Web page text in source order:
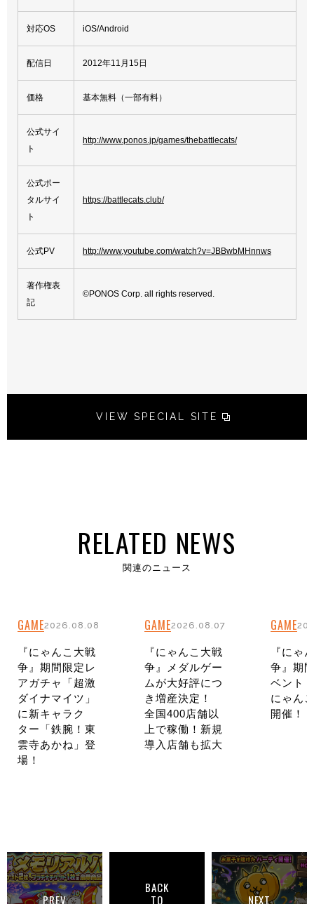
対応OS iOS/Android
配信日 2012年11月15日
価格 基本無料（一部有料）
公式サイ
ト
http://www.ponos.jp/games/thebattlecats/
公式ポー
タルサイ
ト
https://battlecats.club/
公式PV http://www.youtube.com/watch?v=JBBwbMHnnws
著作権表
記
©PONOS Corp. all rights reserved.
VIEW SPECIAL SITE
RELATED NEWS
関連のニュース
GAME2026.08.08
『にゃんこ大戦
争』期間限定レ
アガチャ「超激
ダイナマイツ」
に新キャラク
ター「鉄腕！東
雲寺あかね」登
場！
GAME2026.08.07
『にゃんこ大戦
争』メダルゲー
ムが大好評につ
き増産決定！
全国400店舗以
上で稼働！新規
導入店舗も拡大
GAME
『にゃ
争』期
ベント
にゃん
開催！
PREV
BACK
TO
NEXT